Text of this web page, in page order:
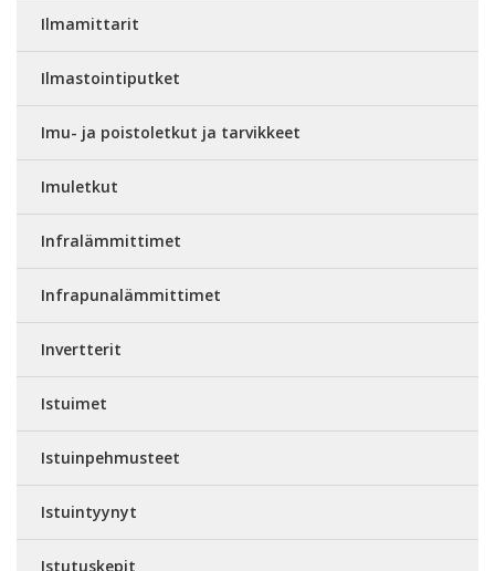
Ilmamittarit
Ilmastointiputket
Imu- ja poistoletkut ja tarvikkeet
Imuletkut
Infralämmittimet
Infrapunalämmittimet
Invertterit
Istuimet
Istuinpehmusteet
Istuintyynyt
Istutuskepit